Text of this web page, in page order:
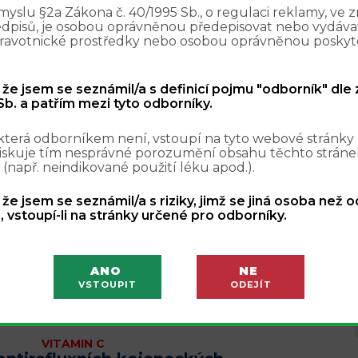
VITAMIN C
dávek vitaminu C v prevenci a
dávky vitaminu C mohou zlepšovat stav
včetně ARDS a sepse. Existují studie,
vysokých dávek vitami...
VITAMIN C
jako projev skorbutu
nijak vzácným jevem. Ukazuje se, že
hlubokého deficitu s projevy skorbutu. V
publikována kazuist...
VITAMIN C
§2a Zákona č. 40/1995 Sb., o regulaci reklamy, ve
je osobou oprávněnou předepisovat nebo
prostředky nebo osobou oprávněnou
že jsem se seznámil/a s definicí pojmu "odborník" dle
a patřím mezi tyto odborníky.
odborníkem není, vstoupí na tyto webové
tím nesprávné porozumění obsahu těchto
neindikované použití léku apod.).
že jsem se seznámil/a s riziky, jimž se jiná osoba než
vstoupí-li na stránky určené pro odborníky.
ANO
VSTOUPIT
NE
ODEJÍT